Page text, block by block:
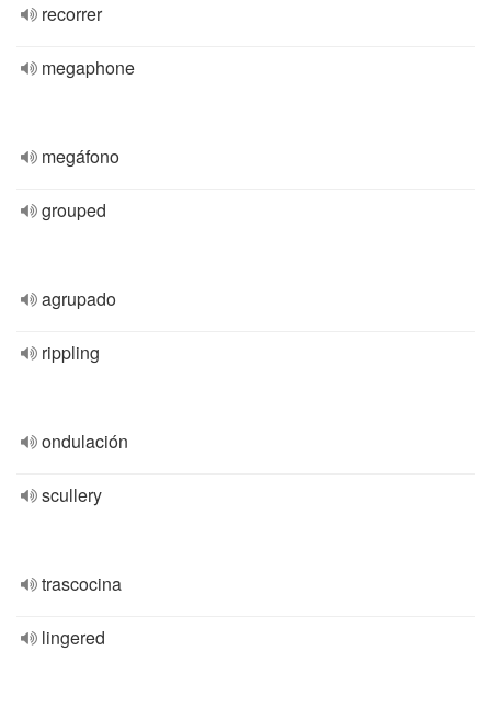
recorrer
megaphone
megáfono
grouped
agrupado
rippling
ondulación
scullery
trascocina
lingered